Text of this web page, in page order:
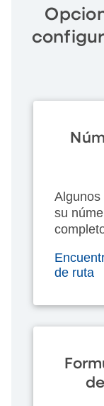
Algunos
su
de ruta